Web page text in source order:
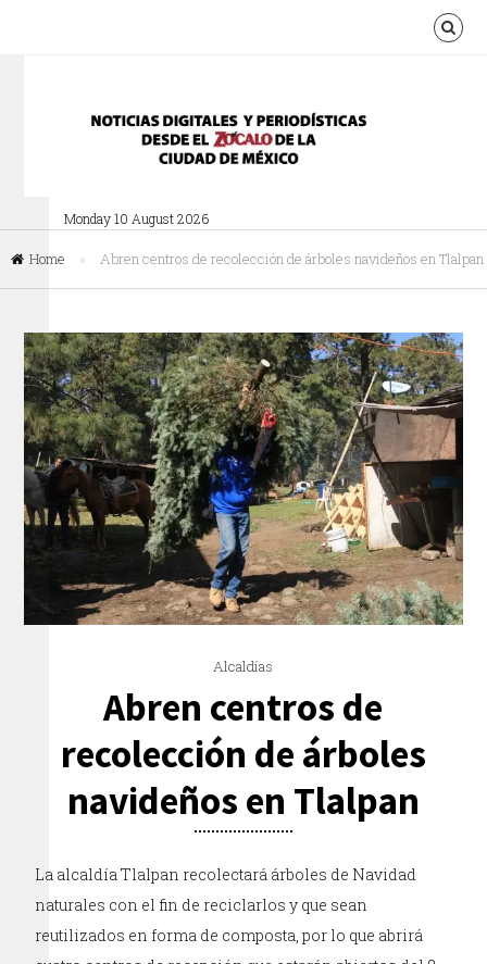
Monday 10 August 2026
Home » Abren centros de recolección de árboles navideños en Tlalpan
Alcaldías
Abren centros de
recolección de árboles
navideños en Tlalpan
La alcaldía Tlalpan recolectará árboles de Navidad
naturales con el fin de reciclarlos y que sean
reutilizados en forma de composta, por lo que abrirá